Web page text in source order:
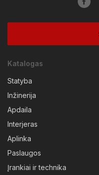
Katalogas
Statyba
Inžinerija
Apdaila
Interjeras
Aplinka
Paslaugos
Įrankiai ir technika